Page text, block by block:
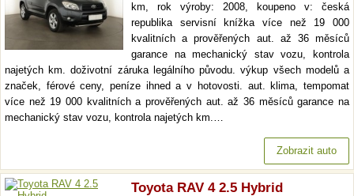
km, rok výroby: 2008, koupeno v: česká
republika servisní knížka více než 19 000
kvalitních a prověřených aut. až 36 měsíců
garance na mechanický stav vozu, kontrola
najetých km. doživotní záruka legálního původu. výkup všech modelů a
značek, férové ceny, peníze ihned a v hotovosti. aut. klima, tempomat
více než 19 000 kvalitních a prověřených aut. až 36 měsíců garance na
mechanický stav vozu, kontrola najetých km.…
Zobrazit auto
Toyota RAV 4 2.5 Hybrid